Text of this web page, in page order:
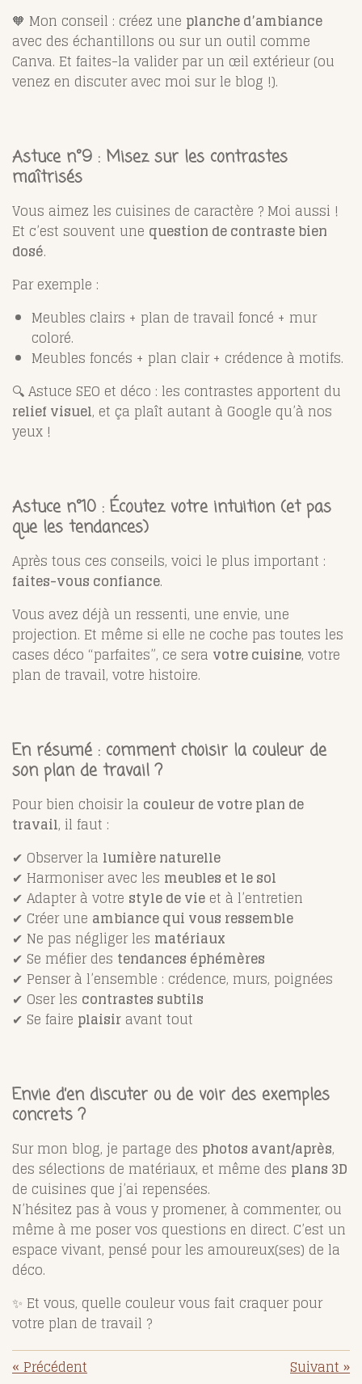
🧡 Mon conseil : créez une planche d’ambiance
avec des échantillons ou sur un outil comme
Canva. Et faites-la valider par un œil extérieur (ou
venez en discuter avec moi sur le blog !).
Astuce n°9 : Misez sur les contrastes
maîtrisés
Vous aimez les cuisines de caractère ? Moi aussi !
Et c’est souvent une question de contraste bien
dosé.
Par exemple :
Meubles clairs + plan de travail foncé + mur
coloré.
Meubles foncés + plan clair + crédence à motifs.
🔍 Astuce SEO et déco : les contrastes apportent du
relief visuel, et ça plaît autant à Google qu’à nos
yeux !
Astuce n°10 : Écoutez votre intuition (et pas
que les tendances)
Après tous ces conseils, voici le plus important :
faites-vous confiance.
Vous avez déjà un ressenti, une envie, une
projection. Et même si elle ne coche pas toutes les
cases déco “parfaites”, ce sera votre cuisine, votre
plan de travail, votre histoire.
En résumé : comment choisir la couleur de
son plan de travail ?
Pour bien choisir la couleur de votre plan de
travail, il faut :
✔ Observer la lumière naturelle
✔ Harmoniser avec les meubles et le sol
✔ Adapter à votre style de vie et à l’entretien
✔ Créer une ambiance qui vous ressemble
✔ Ne pas négliger les matériaux
✔ Se méfier des tendances éphémères
✔ Penser à l’ensemble : crédence, murs, poignées
✔ Oser les contrastes subtils
✔ Se faire plaisir avant tout
Envie d’en discuter ou de voir des exemples
concrets ?
Sur mon blog, je partage des photos avant/après,
des sélections de matériaux, et même des plans 3D
de cuisines que j’ai repensées.
N’hésitez pas à vous y promener, à commenter, ou
même à me poser vos questions en direct. C’est un
espace vivant, pensé pour les amoureux(ses) de la
déco.
✨ Et vous, quelle couleur vous fait craquer pour
votre plan de travail ?
«Précédent Suivant»